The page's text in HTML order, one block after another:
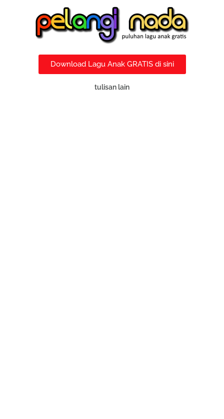
Download Lagu Anak GRATIS di sini
tulisan lain